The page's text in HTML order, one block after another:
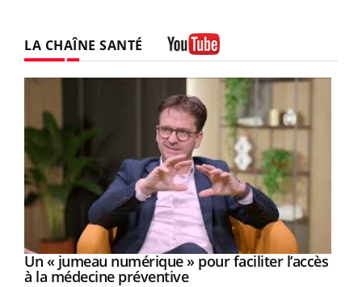
LA CHAÎNE SANTÉ
Youtube
Un « jumeau numérique » pour faciliter l’accès
à la médecine préventiveYoutube